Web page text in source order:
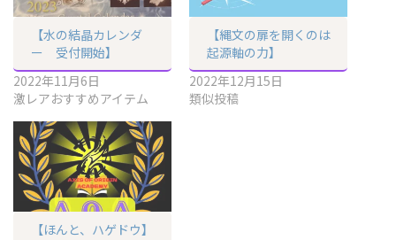
【水の結晶カレンダ
ー 受付開始】
2022年11月6日
激レアおすすめアイテム
【縄文の扉を開くのは
起源軸の力】
2022年12月15日
類似投稿
【ほんと、ハゲドウ】